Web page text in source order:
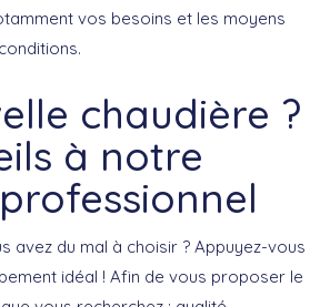
vos besoins et les moyens
chaudière ?
à notre
avez du mal à choisir ? Appuyez-vous
idéal ! Afin de vous proposer le